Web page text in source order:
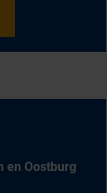
en Oostburg